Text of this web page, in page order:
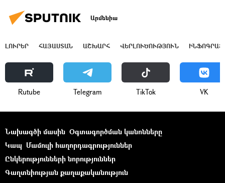
Արմենիա
ԼՈՒՐԵՐ ՀԱՅԱՍՏԱՆ ԱՇԽԱՐՀ ՎԵՐԼՈՒԾՈՒԹՅՈՒՆ
Rutube Telegram ТikТоk VK
Նախագծի մասին Օգտագործման կանոնները
Կապ Մամուլի հաղորդագրություններ
Ընկերությունների նորություններ
Գաղտնիության քաղաքականություն